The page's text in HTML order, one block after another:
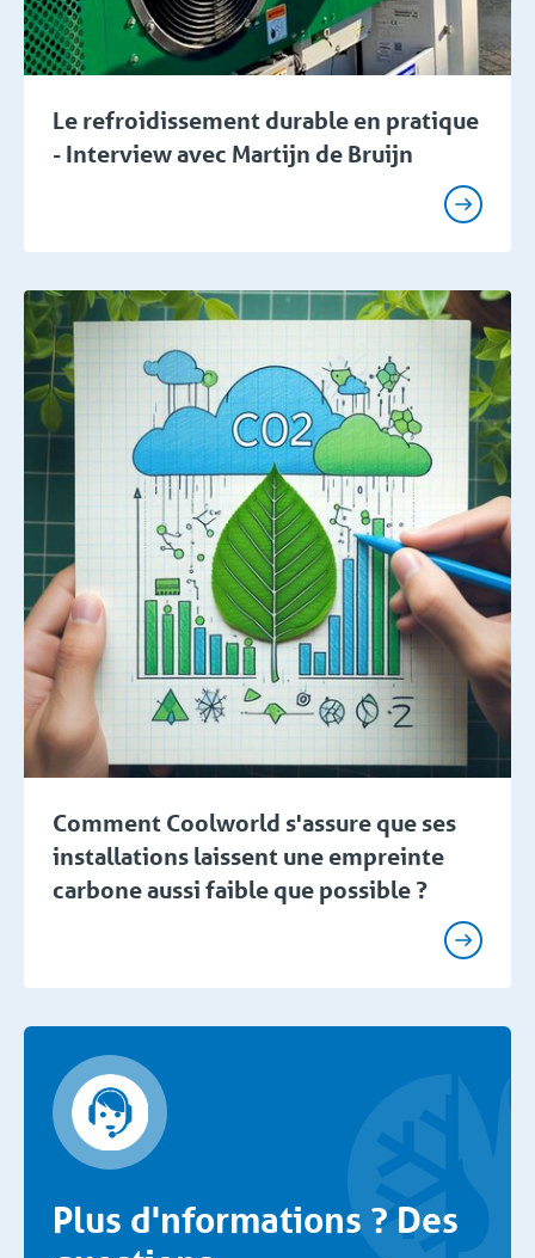
Le refroidissement durable en pratique
- Interview avec Martijn de Bruijn
Comment Coolworld s'assure que ses
installations laissent une empreinte
carbone aussi faible que possible ?
Plus d'nformations ? Des